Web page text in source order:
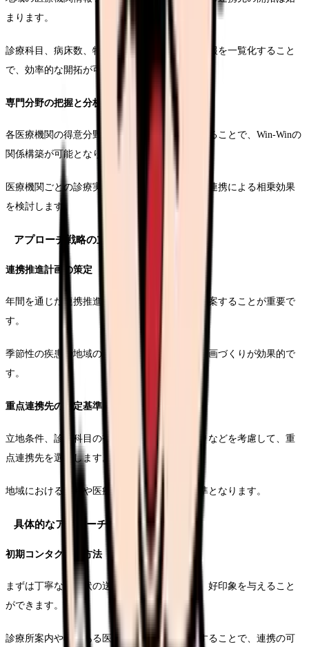
まります。
診療科目、病床数、特色ある医療などの基本情報を一覧化すること
で、効率的な開拓が可能となります。
専門分野の把握と分析
各医療機関の得意分野や専門性を詳細に分析することで、Win-Winの
関係構築が可能となります。
医療機関ごとの診療実績や施設基準を確認し、連携による相乗効果
を検討します。
アプローチ戦略の立案
連携推進計画の策定
年間を通じた連携推進活動のスケジュールを立案することが重要で
す。
季節性の疾患や地域の医療ニーズを考慮した計画づくりが効果的で
す。
重点連携先の選定基準
立地条件、診療科目の補完性、患者層の重なりなどを考慮して、重
点連携先を選定します。
地域における評判や医療の質も重要な選定基準となります。
具体的なアプローチ手順
初期コンタクトの方法
まずは丁寧な挨拶状の送付から始めることで、好印象を与えること
ができます。
診療所案内や特色ある医療の紹介資料を同封することで、連携の可